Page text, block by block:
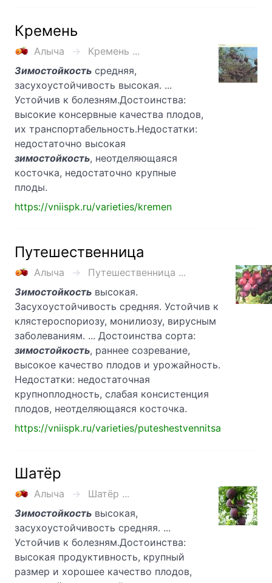
Кремень
Алыча
Кремень ...
Зимостойкость средняя,
засухоустойчивость высокая. ...
Устойчив к болезням.Достоинства:
высокие консервные качества плодов,
их транспортабельность.Недостатки:
недостаточно высокая
зимостойкость, неотделяющаяся
косточка, недостаточно крупные
плоды.
https://vniispk.ru/varieties/kremen
Путешественница
Алыча
Путешественница ...
Зимостойкость высокая.
Засухоустойчивость средняя. Устойчив к
клястероспориозу, монилиозу, вирусным
заболеваниям. ... Достоинства сорта:
зимостойкость, раннее созревание,
высокое качество плодов и урожайность.
Недостатки: недостаточная
крупноплодность, слабая консистенция
плодов, неотделяющаяся косточка.
https://vniispk.ru/varieties/puteshestvennitsa
Шатёр
Алыча
Шатёр ...
Зимостойкость высокая,
засухоустойчивость средняя. ...
Устойчив к болезням.Достоинства:
высокая продуктивность, крупный
размер и хорошее качество плодов,